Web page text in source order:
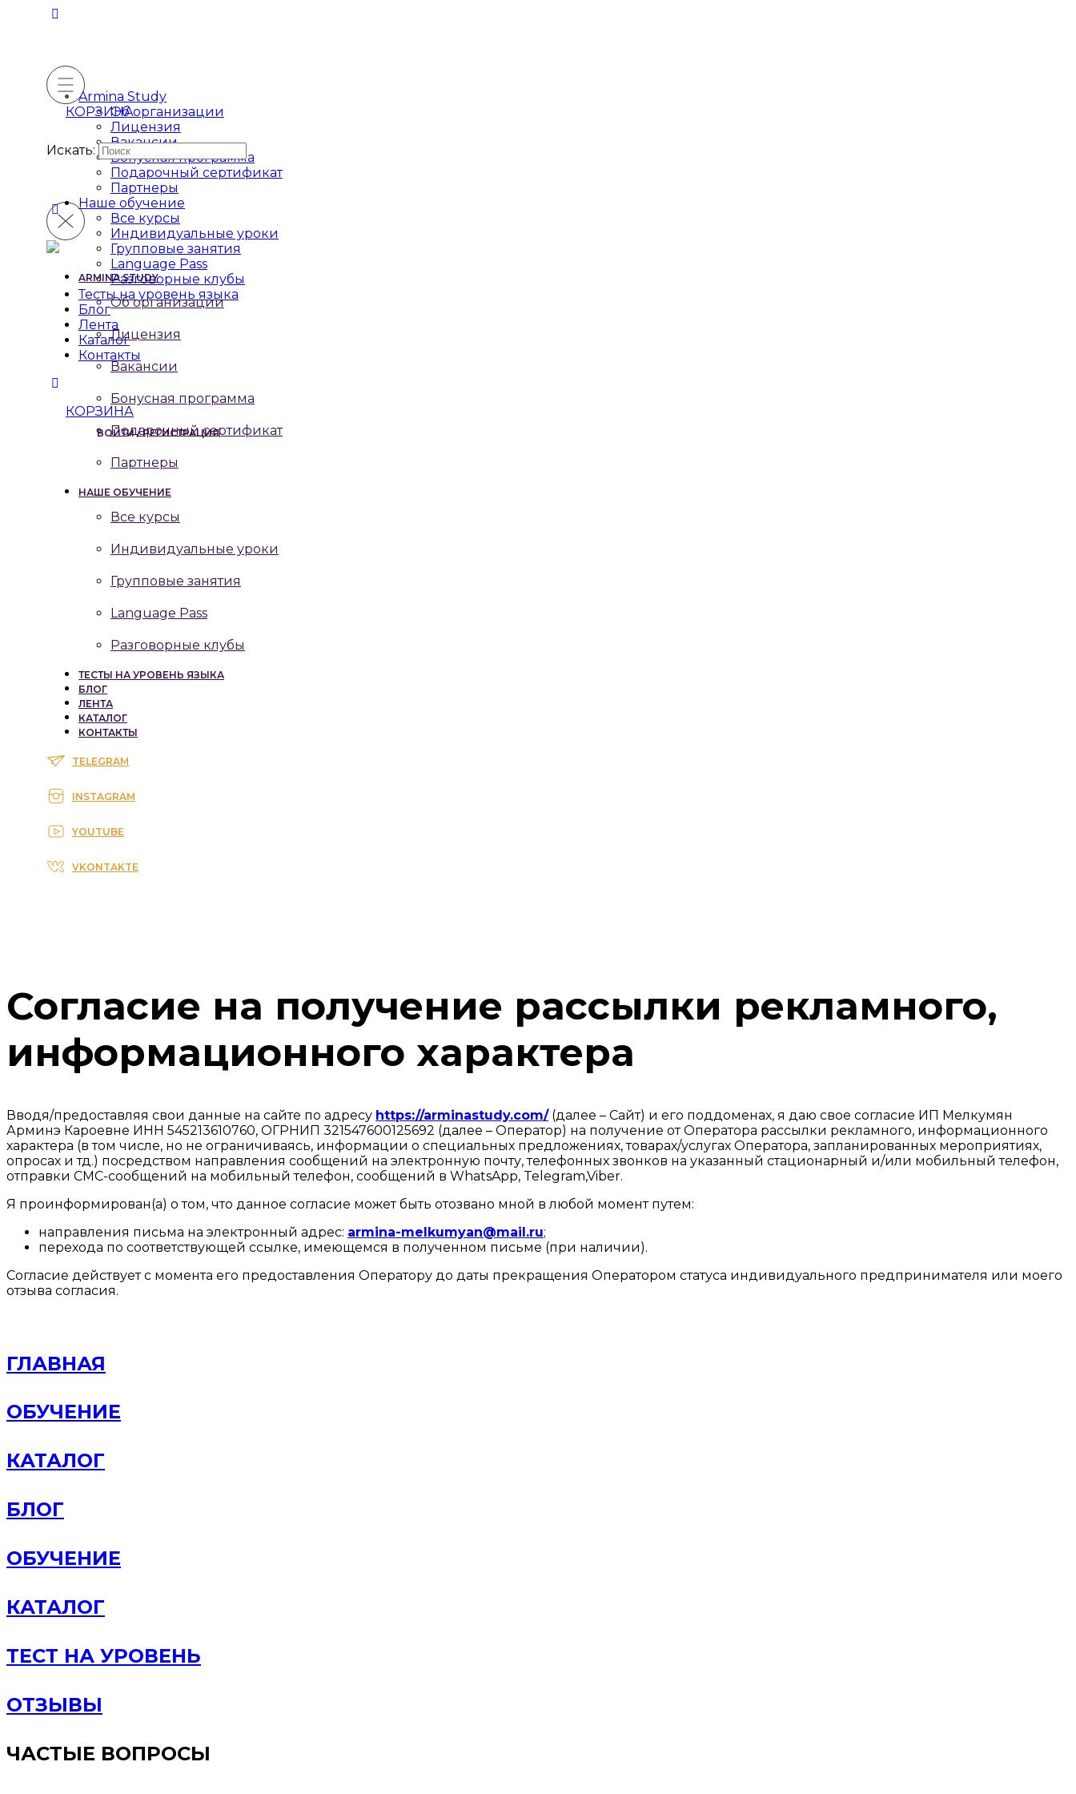
Armina Study
Об организации
Лицензия
Вакансии
Бонусная программа
Подарочный сертификат
Партнеры
Наше обучение
Все курсы
Индивидуальные уроки
Групповые занятия
Language Pass
Разговорные клубы
Тесты на уровень языка
Блог
Лента
Каталог
Контакты
КОРЗИНА
ВОЙТИ / РЕГИСТРАЦИЯ
КОРЗИНА
Искать:
ARMINA STUDY
Об организации
Лицензия
Вакансии
Бонусная программа
Подарочный сертификат
Партнеры
НАШЕ ОБУЧЕНИЕ
Все курсы
Индивидуальные уроки
Групповые занятия
Language Pass
Разговорные клубы
ТЕСТЫ НА УРОВЕНЬ ЯЗЫКА
БЛОГ
ЛЕНТА
КАТАЛОГ
КОНТАКТЫ
TELEGRAM
INSTAGRAM
YOUTUBE
VKONTAKTE
Согласие на получение рассылки рекламного,
информационного характера
Вводя/предоставляя свои данные на сайте по адресу https://arminastudy.com/(далее – Сайт) и его поддоменах, я даю свое согласие ИП Мелкумян
Арминэ Кароевне ИНН 545213610760, ОГРНИП 321547600125692 (далее – Оператор) на получение от Оператора рассылки рекламного, информационного
характера (в том числе, но не ограничиваясь, информации о специальных предложениях, товарах/услугах Оператора, запланированных мероприятиях,
опросах и тд.) посредством направления сообщений на электронную почту, телефонных звонков на указанный стационарный и/или мобильный телефон,
отправки СМС-сообщений на мобильный телефон, сообщений в WhatsApp, Telegram,Viber.
Я проинформирован(а) о том, что данное согласие может быть отозвано мной в любой момент путем:
направления письма на электронный адрес: armina-melkumyan@mail.ru;
перехода по соответствующей ссылке, имеющемся в полученном письме (при наличии).
Согласие действует с момента его предоставления Оператору до даты прекращения Оператором статуса индивидуального предпринимателя или моего
отзыва согласия.
ГЛАВНАЯ
ОБУЧЕНИЕ
КАТАЛОГ
БЛОГ
ОБУЧЕНИЕ
КАТАЛОГ
ТЕСТ НА УРОВЕНЬ
ОТЗЫВЫ
ЧАСТЫЕ ВОПРОСЫ